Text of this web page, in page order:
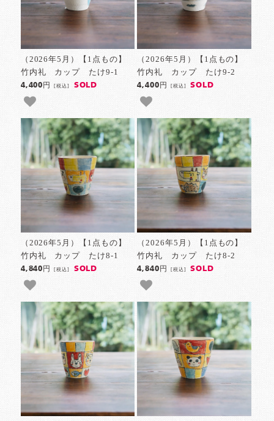
（2026年5月）【1点もの】
竹内礼 カップ たけ9-1
4,400円[税込] SOLD
（2026年5月）【1点もの】
竹内礼 カップ たけ9-2
4,400円 [税込] SOLD
（2026年5月）【1点もの】
竹内礼 カップ たけ8-1
4,840円[税込] SOLD
（2026年5月）【1点もの】
竹内礼 カップ たけ8-2
4,840円 [税込] SOLD